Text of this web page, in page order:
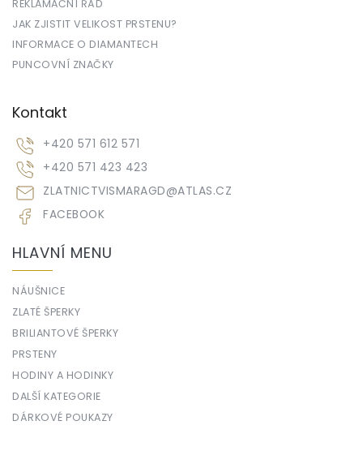
REKLAMAČNÍ ŘÁD
JAK ZJISTIT VELIKOST PRSTENU?
INFORMACE O DIAMANTECH
PUNCOVNÍ ZNAČKY
Kontakt
ZLATNICTVISMARAGD@ATLAS.CZ
+420 571 612 571
+420 571 423 423
FACEBOOK
HLAVNÍ MENU
NÁUŠNICE
ZLATÉ ŠPERKY
BRILIANTOVÉ ŠPERKY
PRSTENY
HODINY A HODINKY
DALŠÍ KATEGORIE
DÁRKOVÉ POUKAZY